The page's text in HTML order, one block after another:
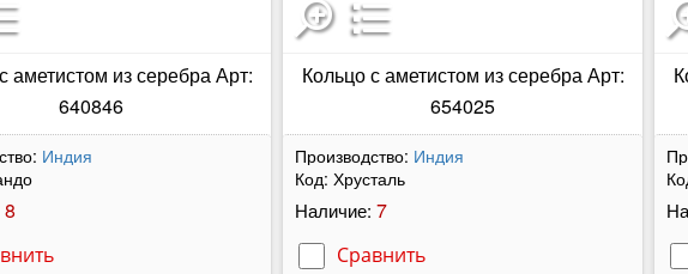
аметистом из серебра Арт:
640846
Индия
8
Кольцо с аметистом из серебра Арт:
654025
Производство: Индия
Код: Хрусталь
Наличие: 7
Сравнить